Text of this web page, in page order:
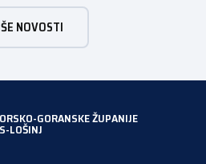
majstor frizer, majstor
grijanja i klimatizacije te
Najveći broj navedenih
NOVOSTI
GORANSKE ŽUPANIJE
LOŠINJ